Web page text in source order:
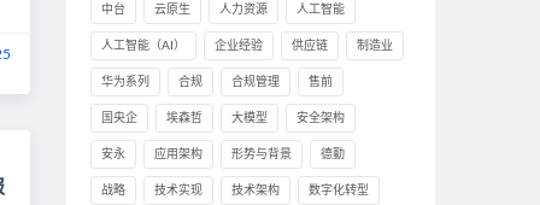
中台 云原生 人力资源 人工智能
人工智能（AI） 企业经验 供应链 制造业
华为系列 合规 合规管理 售前
国央企 埃森哲 大模型 安全架构
安永 应用架构 形势与背景 德勤
战略 技术实现 技术架构 数字化转型